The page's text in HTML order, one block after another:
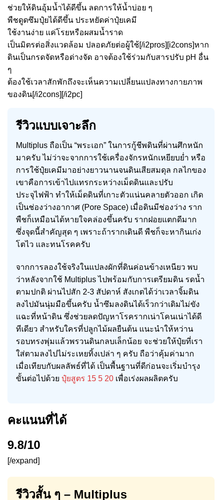
ช่วยให้ดินอุ้มน้ำได้ดีขึ้น ลดการให้น้ำบ่อย ๆ
พืชดูดซึมปุ๋ยได้ดีขึ้น ประหยัดค่าปุ๋ยเคมี
ใช้งานง่าย แค่โรยหรือผสมน้ำราด
เป็นมิตรต่อสิ่งแวดล้อม ปลอดภัยต่อผู้ใช้[/i2pros][i2cons]หาก
ดินเป็นกรดจัดหรือด่างจัด อาจต้องใช้ร่วมกับสารปรับ pH อื่น
ๆ
ต้องใช้เวลาสักพักถึงจะเห็นความเปลี่ยนแปลงทางกายภาพ
ของดิน[/i2cons][/i2pc]
รีวิวแบบเจาะลึก
Multiplus ถือเป็น “พระเอก” ในการกู้ชีพดินที่ผ่านศึกหนัก
มาครับ ไม่ว่าจะจากการใช้เครื่องจักรหนักเหยียบย่ำ หรือ
การใช้ปุ๋ยเคมีมาอย่างยาวนานจนดินเสียสมดุล กลไกของ
เขาคือการเข้าไปแทรกระหว่างเม็ดดินและปรับ
ประจุไฟฟ้า ทำให้เม็ดดินที่เกาะตัวแน่นคลายตัวออก เกิด
เป็นช่องว่างอากาศ (Pore Space) เมื่อดินมีช่องว่าง ราก
พืชก็เหมือนได้หายใจคล่องขึ้นครับ รากฝอยแตกดีมาก
ซึ่งจุดนี้สำคัญสุด ๆ เพราะถ้ารากเดินดี พืชก็จะหากินเก่ง
โตไว และทนโรคครับ
จากการลองใช้จริงในแปลงผักที่ดินค่อนข้างเหนียว พบ
ว่าหลังจากใช้ Multiplus ไปพร้อมกับการเตรียมดิน รดน้ำ
ตามปกติ ผ่านไปสัก 2-3 สัปดาห์ สังเกตได้ว่าเวลาจิ้มดิน
ลงไปมันนุ่มมือขึ้นครับ น้ำซึมลงดินได้เร็วกว่าเดิมไม่ขัง
แฉะที่หน้าดิน ซึ่งช่วยลดปัญหาโรครากเน่าโคนเน่าได้ดี
ทีเดียว สำหรับใครที่ปลูกไม้ผลยืนต้น แนะนำให้หว่าน
รอบทรงพุ่มแล้วพรวนดินกลบเล็กน้อย จะช่วยให้ปุ๋ยที่เรา
ใส่ตามลงไปไม่ระเหยทิ้งเปล่า ๆ ครับ ถือว่าคุ้มค่ามาก
เมื่อเทียบกับผลลัพธ์ที่ได้ เป็นพื้นฐานที่ดีก่อนจะเริ่มบำรุง
ขั้นต่อไปด้วย ปุ๋ยสูตร 15 5 20 เพื่อเร่งผลผลิตครับ
คะแนนที่ได้
9.8/10
[/expand]
รีวิวสั้น ๆ – Multiplus